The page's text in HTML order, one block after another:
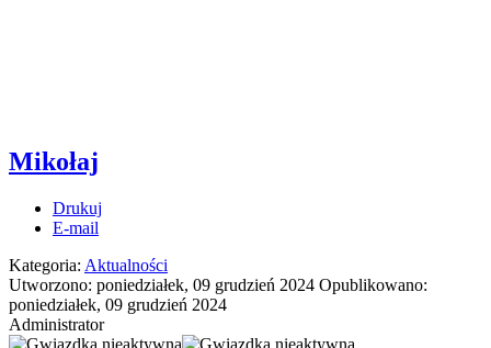
Mikołaj
Drukuj
E-mail
Kategoria: Aktualności
Utworzono: poniedziałek, 09 grudzień 2024 Opublikowano:
poniedziałek, 09 grudzień 2024
Administrator